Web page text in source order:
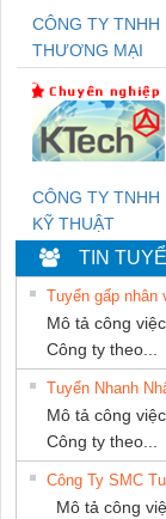
CÔNG TY TNHH
THƯƠNG MẠI
NAM
CÔNG TY TNHH
KỸ THUẬT
KTECH VIỆT
NAM
TIN
Tuyển gấp nhân
Mô tả công
Công ty theo...
Tuyển Nhanh
Mô tả công
Công ty theo...
Công Ty SMC
Mô tả công